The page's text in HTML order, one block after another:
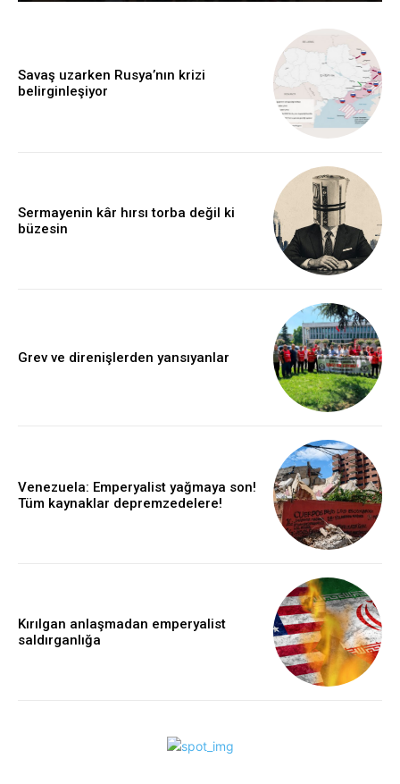
Savaş uzarken Rusya’nın krizi
belirginleşiyor
Sermayenin kâr hırsı torba değil ki
büzesin
Grev ve direnişlerden yansıyanlar
Venezuela: Emperyalist yağmaya son!
Tüm kaynaklar depremzedelere!
Kırılgan anlaşmadan emperyalist
saldırganlığa